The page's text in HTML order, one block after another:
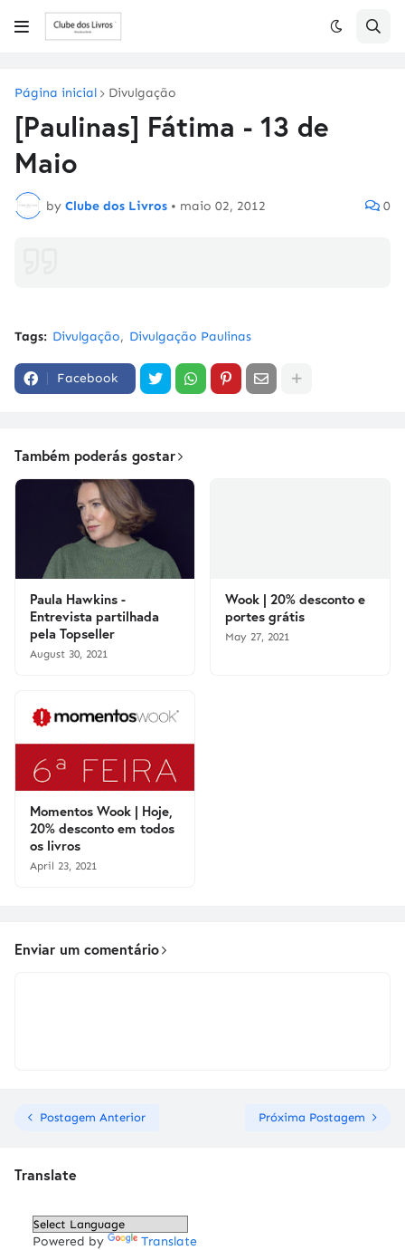
Página inicial Divulgação
[Paulinas] Fátima - 13 de
Maio
by Clube dos Livros • maio 02, 2012 0
Tags: Divulgação Divulgação Paulinas
Facebook
Também poderás gostar
Paula Hawkins -
Entrevista partilhada
pela Topseller
August 30, 2021
Wook | 20% desconto e
portes grátis
May 27, 2021
Momentos Wook | Hoje,
20% desconto em todos
os livros
April 23, 2021
Enviar um comentário
Postagem Anterior Próxima Postagem
Translate
Powered by Translate